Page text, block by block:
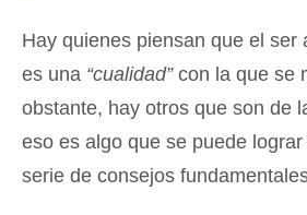
Hay quienes piensan que el ser
es una “cualidad”con la que se
obstante, hay otros que son de
eso es algo que se puede
serie de consejos